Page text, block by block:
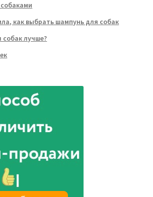
как выбрать шампунь для собак
собак лучше?